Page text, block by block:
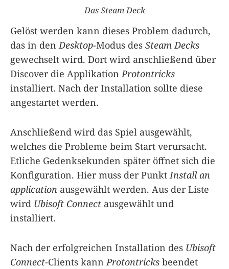
Das Steam Deck
Gelöst werden kann dieses Problem dadurch,
das in denDesktop-Modus des Steam Decks
gewechselt wird. Dort wird anschließend über
Discover die ApplikationProtontricks
installiert. Nach der Installation sollte diese
angestartet werden.
Anschließend wird das Spiel ausgewählt,
welches die Probleme beim Start verursacht.
Etliche Gedenksekunden später öffnet sich die
Konfiguration. Hier muss der PunktInstall an
application ausgewählt werden. Aus der Liste
wird Ubisoft Connect ausgewählt und
installiert.
Nach der erfolgreichen Installation des Ubisoft
Connect-Clients kannProtontricks beendet